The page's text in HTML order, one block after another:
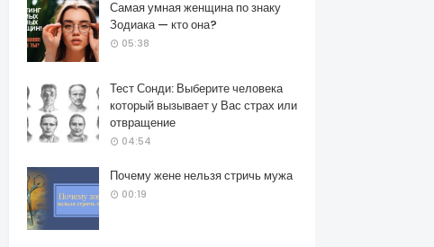
Самая умная женщина по знаку
Зодиака — кто она?
05:38
Тест Сонди: Выберите человека
который вызывает у Вас страх или
отвращение
04:54
Почему жене нельзя стричь мужа
00:19